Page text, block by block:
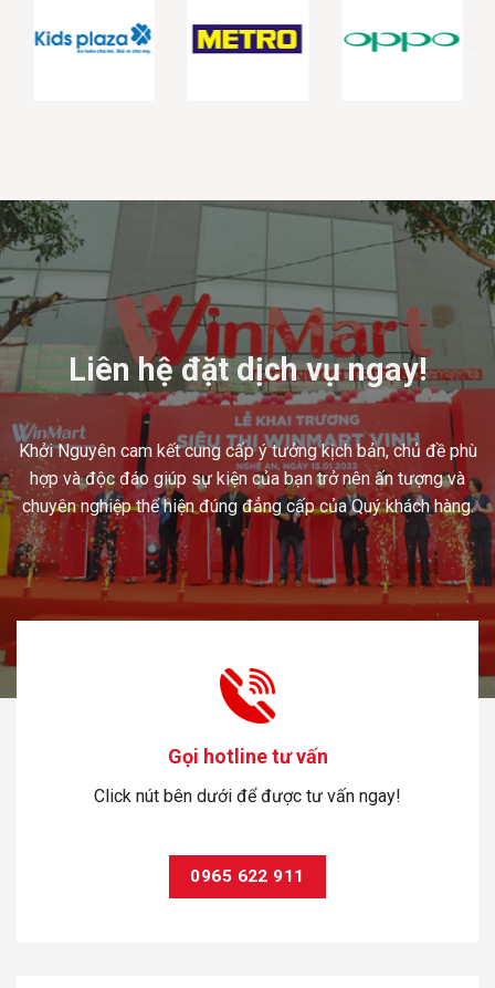
Liên hệ đặt dịch vụ ngay!
Khởi Nguyên cam kết cung cấp ý tưởng kịch bản, chủ đề phù
hợp và độc đáo giúp sự kiện của bạn trở nên ấn tượng và
chuyên nghiệp thể hiện đúng đẳng cấp của Quý khách hàng.
Gọi hotline tư vấn
Click nút bên dưới để được tư vấn ngay!
0965 622 911